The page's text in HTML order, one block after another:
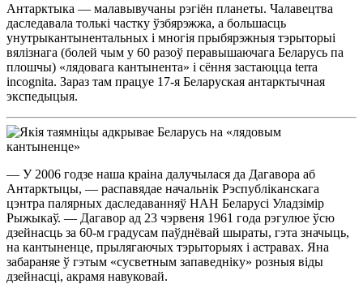
Антарктыка — малавывучаны рэгіён планеты. Чалавецтва
даследавала толькі частку ўзбярэжжа, а большасць
унутрыкантынентальных і многія прыбярэжныя тэрыторыі
вялізнага (болей чым у 60 разоў перавышаючага Беларусь па
плошчы) «лядовага кантынента» і сёння застаюцца terra
іncognіta. Зараз там працуе 17-я Беларуская антарктычная
экспедыцыя.
— У 2006 годзе наша краіна далучылася да Дагавора аб
Антарктыцы, — распавядае начальнік Рэспубліканскага
цэнтра палярных даследаванняў НАН Беларусі Уладзімір
Рыжыкаў. — Дагавор ад 23 чэрвеня 1961 года рэгулюе ўсю
дзейнасць за 60-м градусам паўднёвай шыраты, гэта значыць,
на кантыненце, прылягаючых тэрыторыях і астравах. Яна
забараняе ў гэтым «сусветным запаведніку» розныя віды
дзейнасці, акрамя навуковай.